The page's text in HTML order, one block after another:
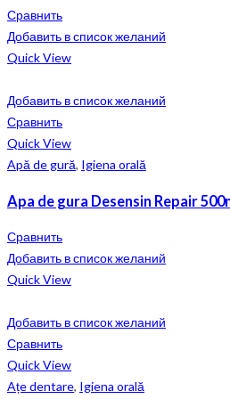
Сравнить
Добавить в список желаний
Quick View
Добавить в список желаний
Сравнить
Quick View
Apă de gură, Igiena orală
Apa de gura Desensin Repair
Сравнить
Добавить в список желаний
Quick View
Добавить в список желаний
Сравнить
Quick View
Ațe dentare, Igiena orală